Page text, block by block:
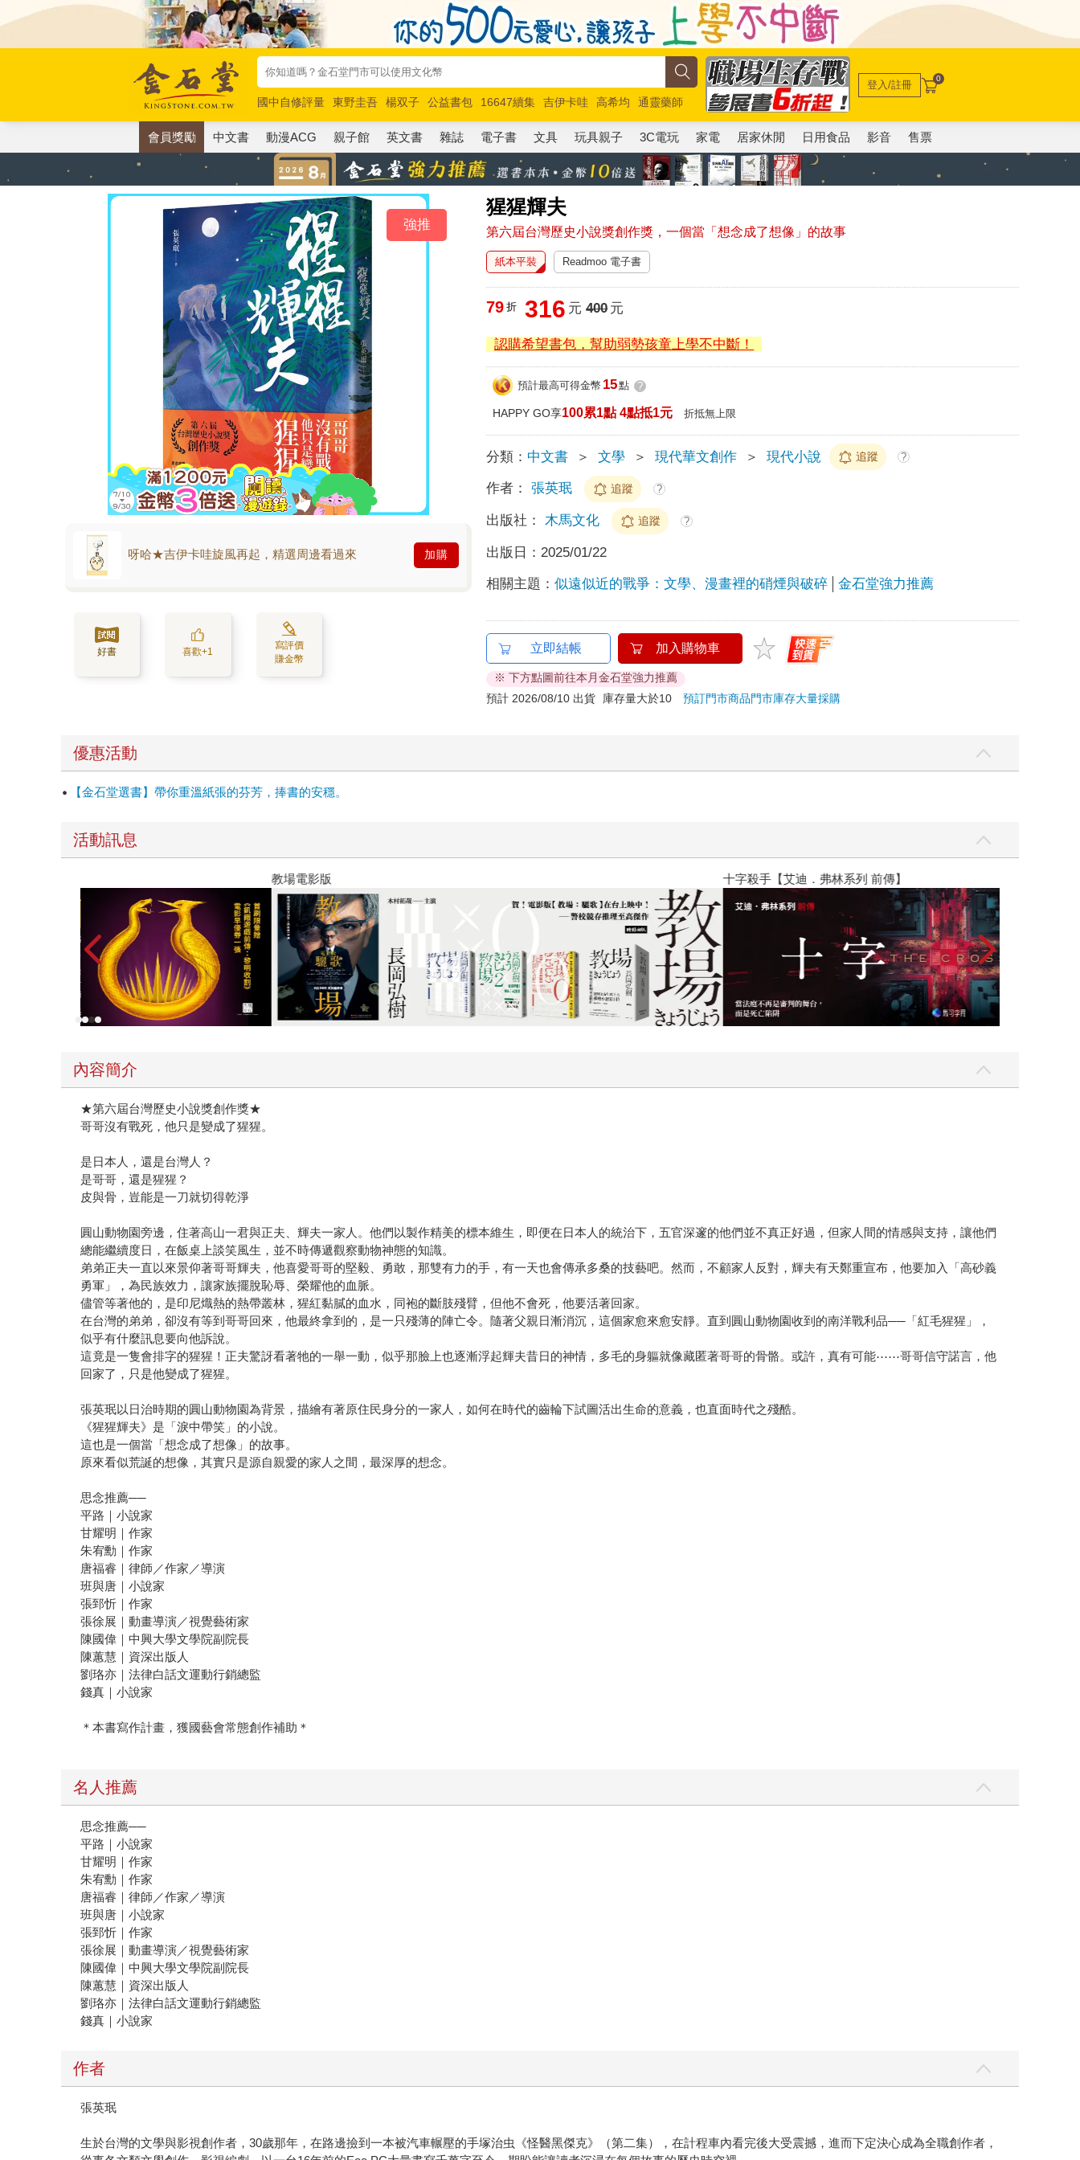
國中自修評量 東野圭吾 楊双子 公益書包 16647續集 吉伊卡哇 高希均
通靈藥師
唯紅花綻放
奧德賽 路邊攤新作 馬斯克 玩具總動員5 超慢跑
登入/註冊 0
會員獎勵 中文書 動漫ACG 親子館 英文書 雜誌 電子書 文具 玩具親子 3C電玩 家電 居家休閒 日用食品 影音 售票
猩猩輝夫
第六屆台灣歷史小說獎創作獎，一個當「想念成了想像」的故事
強推
呀哈★吉伊卡哇旋風再起，精選周邊看過來 加購
好書 喜歡+1
寫評價
賺金幣
紙本平裝 Readmoo 電子書
79 折 316 元 400元
認購希望書包，幫助弱勢孩童上學不中斷！
預計最高可得金幣 15點 ?
HAPPY GO享100累1點 4點抵1元 折抵無上限
分類： 中文書 ＞ 文學 ＞ 現代華文創作 ＞ 現代小說 追蹤 ?
作者： 張英珉 追蹤 ?
出版社： 木馬文化 追蹤 ?
出版日： 2025/01/22
相關主題：似遠似近的戰爭：文學、漫畫裡的硝煙與破碎 金石堂強力推薦
立即結帳 加入購物車
※ 下方點圖前往本月金石堂強力推薦
預計 2026/08/10 出貨
庫存量大於10預訂門市商品門市庫存大量採購
優惠活動
【金石堂選書】帶你重溫紙張的芬芳，捧書的安穩。
活動訊息
十字殺手【艾迪．弗林系列 前傳】
內容簡介
★第六屆台灣歷史小說獎創作獎★
哥哥沒有戰死，他只是變成了猩猩。
是日本人，還是台灣人？
是哥哥，還是猩猩？
皮與骨，豈能是一刀就切得乾淨
圓山動物園旁邊，住著高山一君與正夫、輝夫一家人。他們以製作精美的標本維生，即便在日本人的統治下，五官深邃的他們並不真正好過，但家人間的情感與支持，讓他們
總能繼續度日，在飯桌上談笑風生，並不時傳遞觀察動物神態的知識。
弟弟正夫一直以來景仰著哥哥輝夫，他喜愛哥哥的堅毅、勇敢，那雙有力的手，有一天也會傳承多桑的技藝吧。然而，不顧家人反對，輝夫有天鄭重宣布，他要加入「高砂義
勇軍」，為民族效力，讓家族擺脫恥辱、榮耀他的血脈。
儘管等著他的，是印尼熾熱的熱帶叢林，猩紅黏膩的血水，同袍的斷肢殘臂，但他不會死，他要活著回家。
在台灣的弟弟，卻沒有等到哥哥回來，他最終拿到的，是一只殘薄的陣亡令。隨著父親日漸消沉，這個家愈來愈安靜。直到圓山動物園收到的南洋戰利品──「紅毛猩猩」，
似乎有什麼訊息要向他訴說。
這竟是一隻會排字的猩猩！正夫驚訝看著牠的一舉一動，似乎那臉上也逐漸浮起輝夫昔日的神情，多毛的身軀就像藏匿著哥哥的骨骼。或許，真有可能⋯⋯哥哥信守諾言，他
回家了，只是他變成了猩猩。
張英珉以日治時期的圓山動物園為背景，描繪有著原住民身分的一家人，如何在時代的齒輪下試圖活出生命的意義，也直面時代之殘酷。
《猩猩輝夫》是「淚中帶笑」的小說。
這也是一個當「想念成了想像」的故事。
原來看似荒誕的想像，其實只是源自親愛的家人之間，最深厚的想念。
思念推薦──
平路｜小說家
甘耀明｜作家
朱宥勳｜作家
唐福睿｜律師／作家／導演
班與唐｜小說家
張郅忻｜作家
張徐展｜動畫導演／視覺藝術家
陳國偉｜中興大學文學院副院長
陳蕙慧｜資深出版人
劉珞亦｜法律白話文運動行銷總監
錢真｜小說家
＊本書寫作計畫，獲國藝會常態創作補助＊
名人推薦
思念推薦──
平路｜小說家
甘耀明｜作家
朱宥勳｜作家
唐福睿｜律師／作家／導演
班與唐｜小說家
張郅忻｜作家
張徐展｜動畫導演／視覺藝術家
陳國偉｜中興大學文學院副院長
陳蕙慧｜資深出版人
劉珞亦｜法律白話文運動行銷總監
錢真｜小說家
作者
張英珉
生於台灣的文學與影視創作者，30歲那年，在路邊撿到一本被汽車輾壓的手塚治虫《怪醫黑傑克》（第二集），在計程車內看完後大受震撼，進而下定決心成為全職創作者，